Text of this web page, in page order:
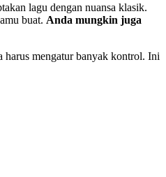
lagu dengan nuansa klasik.
buat. Anda mungkin juga
harus mengatur banyak kontrol. Ini